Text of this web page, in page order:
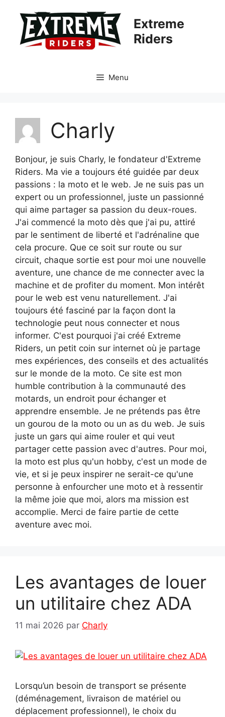
contenu
Extreme
Riders
Menu
Charly
Bonjour, je suis Charly, le fondateur d'Extreme
Riders. Ma vie a toujours été guidée par deux
passions : la moto et le web. Je ne suis pas un
expert ou un professionnel, juste un passionné
qui aime partager sa passion du deux-roues.
J'ai commencé la moto dès que j'ai pu, attiré
par le sentiment de liberté et l'adrénaline que
cela procure. Que ce soit sur route ou sur
circuit, chaque sortie est pour moi une nouvelle
aventure, une chance de me connecter avec la
machine et de profiter du moment. Mon intérêt
pour le web est venu naturellement. J'ai
toujours été fasciné par la façon dont la
technologie peut nous connecter et nous
informer. C'est pourquoi j'ai créé Extreme
Riders, un petit coin sur internet où je partage
mes expériences, des conseils et des actualités
sur le monde de la moto. Ce site est mon
humble contribution à la communauté des
motards, un endroit pour échanger et
apprendre ensemble. Je ne prétends pas être
un gourou de la moto ou un as du web. Je suis
juste un gars qui aime rouler et qui veut
partager cette passion avec d'autres. Pour moi,
la moto est plus qu'un hobby, c'est un mode de
vie, et si je peux inspirer ne serait-ce qu'une
personne à enfourcher une moto et à ressentir
la même joie que moi, alors ma mission est
accomplie. Merci de faire partie de cette
aventure avec moi.
Les avantages de louer
un utilitaire chez ADA
11 mai 2026 par Charly
Lorsqu’un besoin de transport se présente
(déménagement, livraison de matériel ou
déplacement professionnel), le choix du